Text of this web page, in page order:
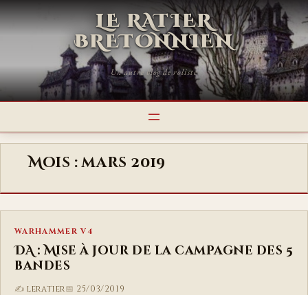
LE RATIER
BRETONNIEN
Un autre blog de roliste
Mois :mars 2019
WARHAMMER V4
DA : Mise à jour de la campagne des 5
bandes
leratier 25/03/2019